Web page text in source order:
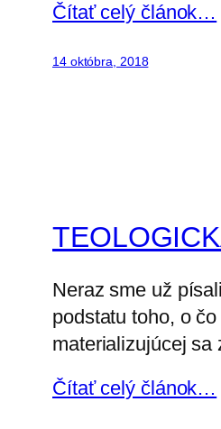
Čítať celý článok…
14 októbra, 2018
Neraz sme už
podstatu toho, o
materializujúcej
Čítať celý článok…